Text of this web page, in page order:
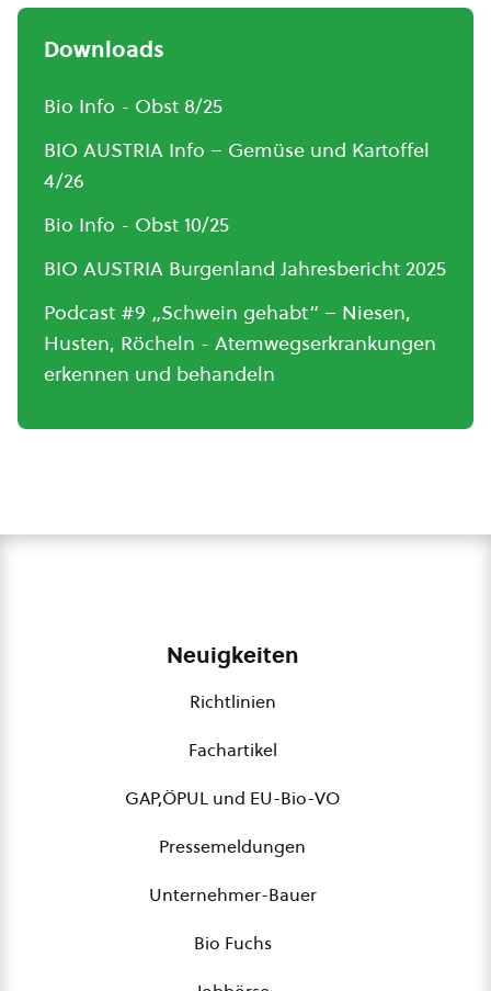
Downloads
Bio Info - Obst 8/25
BIO AUSTRIA Info – Gemüse und Kartoffel
4/26
Bio Info - Obst 10/25
BIO AUSTRIA Burgenland Jahresbericht 2025
Podcast #9 „Schwein gehabt“ – Niesen,
Husten, Röcheln - Atemwegserkrankungen
erkennen und behandeln
Neuigkeiten
Richtlinien
Fachartikel
GAP,ÖPUL und EU-Bio-VO
Pressemeldungen
Unternehmer-Bauer
Bio Fuchs